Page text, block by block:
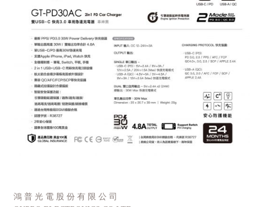
鴻 普 光 電 股 份 有 限 公 司